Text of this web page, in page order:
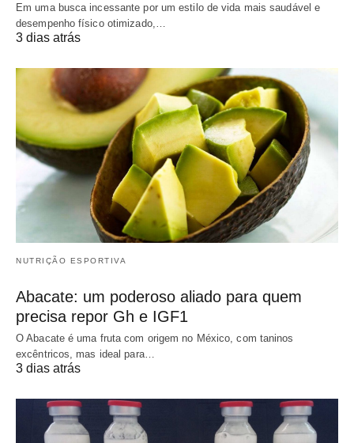
Em uma busca incessante por um estilo de vida mais saudável e
desempenho físico otimizado,…
3 dias atrás
NUTRIÇÃO ESPORTIVA
Abacate: um poderoso aliado para quem
precisa repor Gh e IGF1
O Abacate é uma fruta com origem no México, com taninos
excêntricos, mas ideal para…
3 dias atrás